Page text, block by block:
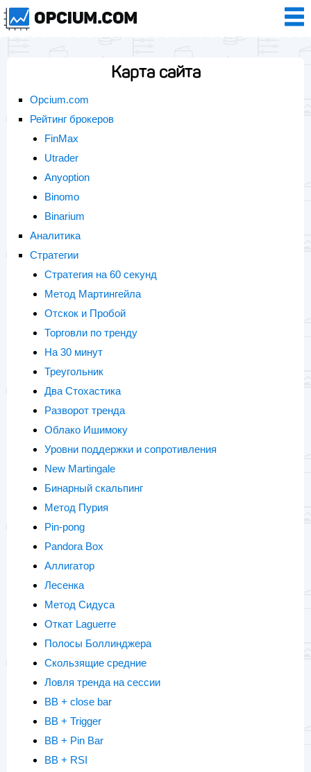
Карта сайта
Opcium.com
Рейтинг брокеров
FinMax
Utrader
Anyoption
Binomo
Binarium
Аналитика
Стратегии
Стратегия на 60 секунд
Метод Мартингейла
Отскок и Пробой
Торговли по тренду
На 30 минут
Треугольник
Два Стохастика
Разворот тренда
Облако Ишимоку
Уровни поддержки и сопротивления
New Martingale
Бинарный скальпинг
Метод Пурия
Pin-pong
Pandora Box
Аллигатор
Лесенка
Метод Сидуса
Откат Laguerre
Полосы Боллинджера
Cкользящие средние
Ловля тренда на сессии
BB + close bar
BB + Trigger
BB + Pin Bar
BB + RSI